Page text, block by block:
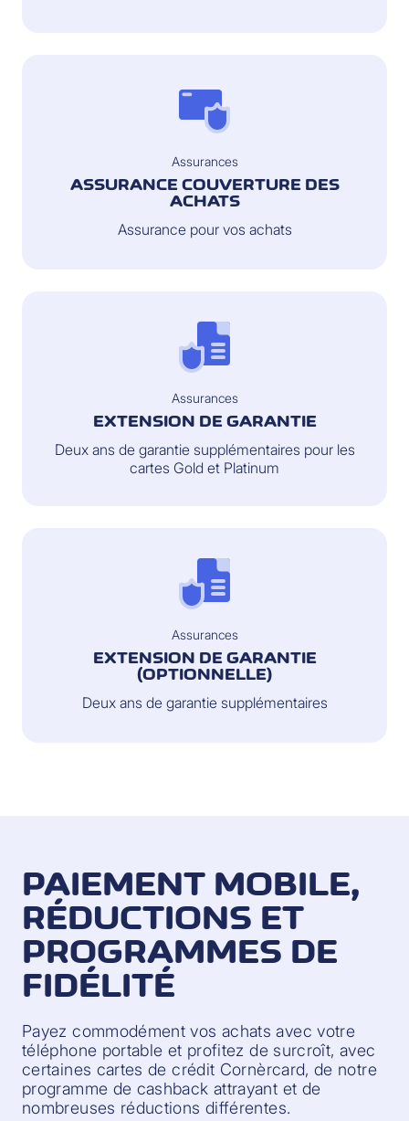
Assurances
ASSURANCE COUVERTURE DES
ACHATS
Assurance pour vos achats
Assurances
EXTENSION DE GARANTIE
Deux ans de garantie supplémentaires pour les
cartes Gold et Platinum
Assurances
EXTENSION DE GARANTIE
(OPTIONNELLE)
Deux ans de garantie supplémentaires
PAIEMENT MOBILE,
RÉDUCTIONS ET
PROGRAMMES DE
FIDÉLITÉ
Payez commodément vos achats avec votre
téléphone portable et profitez de surcroît, avec
certaines cartes de crédit Cornèrcard, de notre
programme de cashback attrayant et de
nombreuses réductions différentes.